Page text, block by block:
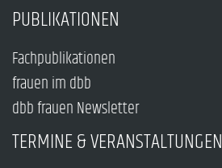
PUBLIKATIONEN
Fachpublikationen
frauen im dbb
dbb frauen Newsletter
TERMINE & VERANSTALTUNGEN